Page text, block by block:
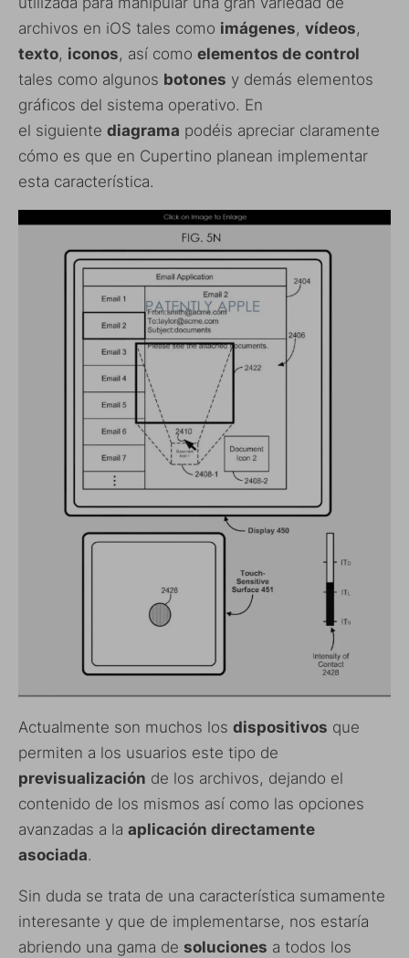
archivos en iOS tales como imágenes, vídeos,
texto, iconos, así como elementos de control
tales como algunos botones y demás elementos
gráficos del sistema operativo. En
el siguiente diagrama podéis apreciar claramente
cómo es que en Cupertino planean implementar
esta característica.
Actualmente son muchos los dispositivos que
permiten a los usuarios este tipo de
previsualización de los archivos, dejando el
contenido de los mismos así como las opciones
avanzadas a la aplicación directamente
asociada.
Sin duda se trata de una característica sumamente
interesante y que de implementarse, nos estaría
abriendo una gama de soluciones a todos los